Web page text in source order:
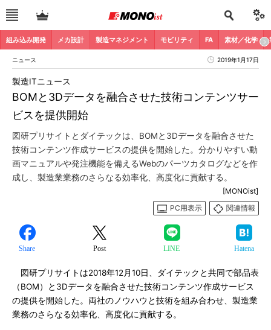
組み込み開発 メカ設計 製造マネジメント モビリティ FA 素材／化学
ニュース 2019年1月17日
BOMと3Dデータを融合させた技術コンテンツサー
ビスを提供開始
製造ITニュース
図研プリサイトとダイテックは、BOMと3Dデータを融合させた
技術コンテンツ作成サービスの提供を開始した。分かりやすい動
画マニュアルや発注機能を備えるWebのパーツカタログなどを作
成し、製造業業務のさらなる効率化、高度化に貢献する。
[MONOist]
PC用表示
関連情報
Share Post LINE Hatena
図研プリサイトは2018年12月10日、ダイテックと共同で部品表
（BOM）と3Dデータを融合させた技術コンテンツ作成サービス
の提供を開始した。両社のノウハウと技術を組み合わせ、製造業
業務のさらなる効率化、高度化に貢献する。